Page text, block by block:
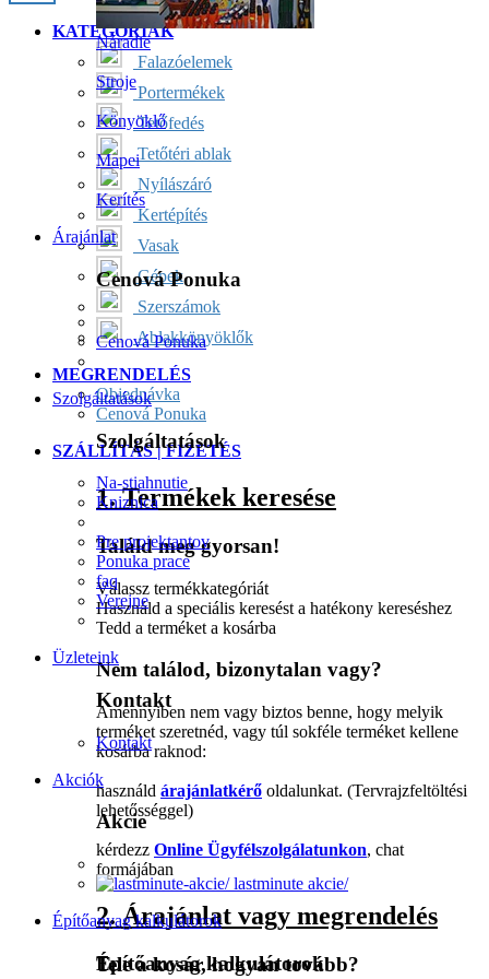
Náradie
Stroje
Könyöklő
Mapei
Kerítés
Árajánlat
Cenová Ponuka
Cenová Ponuka
Szolgáltatások
Szolgáltatások
Na-stiahnutie
Kniznica
Pre projektantov
Ponuka prace
faq
Verejne
Üzleteink
Kontakt
Kontakt
Akciók
Akcie
lastminute akcie/
Építőanyag kalkulátorok
Építőanyag kalkulátorok
KATEGÓRIÁK
Falazóelemek
Portermékek
Tetőfedés
Tetőtéri ablak
Nyílászáró
Kertépítés
Vasak
Gépek
Szerszámok
Ablakkönyöklők
MEGRENDELÉS
Objednávka
Cenová Ponuka
SZÁLLÍTÁS | FIZETÉS
1. Termékek keresése
Találd meg gyorsan!
Válassz termékkategóriát
Használd a speciális keresést a hatékony kereséshez
Tedd a terméket a kosárba
Nem találod, bizonytalan vagy?
Amennyiben nem vagy biztos benne, hogy melyik
terméket szeretnéd, vagy túl sokféle terméket kellene
kosárba raknod:
használd árajánlatkérő oldalunkat. (Tervrajzfeltöltési
lehetősséggel)
kérdezz Online Ügyfélszolgálatunkon, chat
formájában
2. Árajánlat vagy megrendelés
Tele a kosár, hogyan tovább?